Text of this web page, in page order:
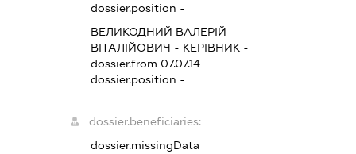
dossier.position -
ВЕЛИКОДНИЙ ВАЛЕРІЙ
ВІТАЛІЙОВИЧ - КЕРІВНИК -
dossier.from 07.07.14
dossier.position -
dossier.beneficiaries:
dossier.missingData